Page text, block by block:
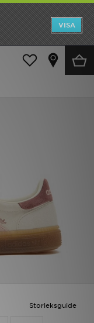
VISA
Storleksguide